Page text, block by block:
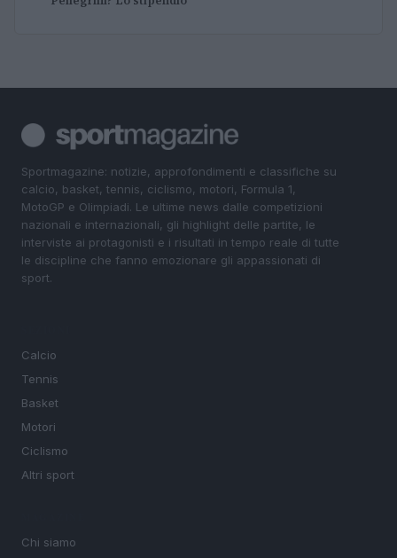
Sportmagazine: notizie, approfondimenti e classifiche su
calcio, basket, tennis, ciclismo, motori, Formula 1,
MotoGP e Olimpiadi. Le ultime news dalle competizioni
nazionali e internazionali, gli highlight delle partite, le
interviste ai protagonisti e i risultati in tempo reale di tutte
le discipline che fanno emozionare gli appassionati di
sport.
Calcio
Tennis
Basket
Motori
Ciclismo
Altri sport
Chi siamo